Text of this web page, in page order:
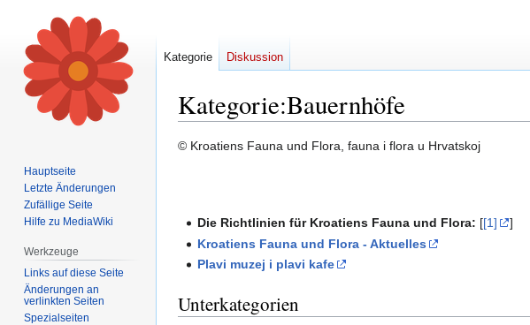
Kategorie:Bauernhöfe
Zur
Zur
© Kroatiens Fauna und Flora, fauna i flora u Hrvatskoj
Die Richtlinien für Kroatiens Fauna und Flora: [[1]
]
Kroatiens Fauna und Flora - Aktuelles
Plavi muzej i plavi kafe
Unterkategorien
Kategorie Diskussion
Hauptseite
Letzte Änderungen
Zufällige Seite
Hilfe zu MediaWiki
Werkzeuge
Links auf diese Seite
Änderungen an
verlinkten Seiten
Spezialseiten